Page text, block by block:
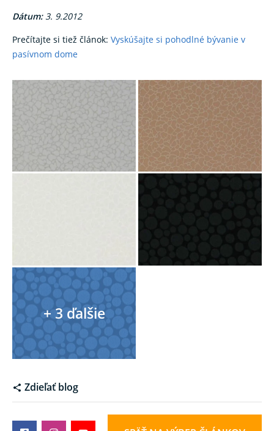
Dátum:3. 9.2012
Prečítajte si tiež článok: Vyskúšajte si pohodlné bývanie v
pasívnom dome
Zdieľať blog